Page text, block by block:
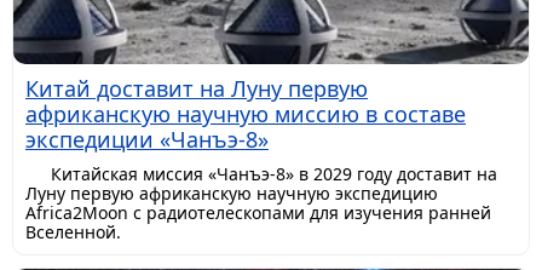
Китай доставит на Луну первую
африканскую научную миссию в составе
экспедиции «Чанъэ-8»
Китайская миссия «Чанъэ-8» в 2029 году доставит на
Луну первую африканскую научную экспедицию
Africa2Moon с радиотелескопами для изучения ранней
Вселенной.